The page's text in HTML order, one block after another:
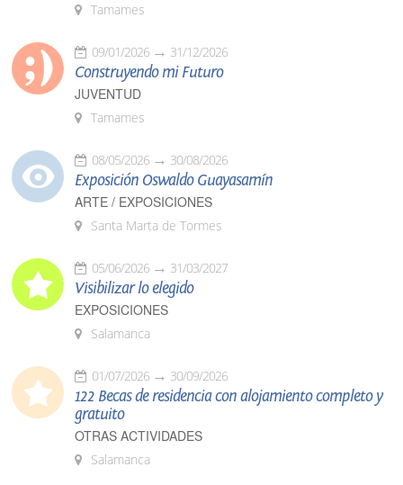
Tamames
09/01/2026 31/12/2026
Construyendo mi Futuro
JUVENTUD
Tamames
08/05/2026 30/08/2026
Exposición Oswaldo Guayasamín
ARTE / EXPOSICIONES
Santa Marta de Tormes
05/06/2026 31/03/2027
Visibilizar lo elegido
EXPOSICIONES
Salamanca
01/07/2026 30/09/2026
122 Becas de residencia con alojamiento completo y
gratuito
OTRAS ACTIVIDADES
Salamanca